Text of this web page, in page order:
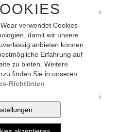
verwendet Cookies
damit wir unsere
anbieten können
Erfahrung auf
zu bieten. Weitere
finden Sie in unseren
Richtlinien
Regenhose, die auch bei
...
CHF
Equipment ODYSSEY
SHORT (Black)
und klein packbare
Regenhose, die auch bei
...
CHF